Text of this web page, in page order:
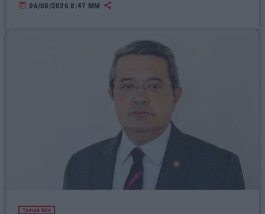
today 06/08/2026 8:47 ΜΜ
Τοπικά Νέα